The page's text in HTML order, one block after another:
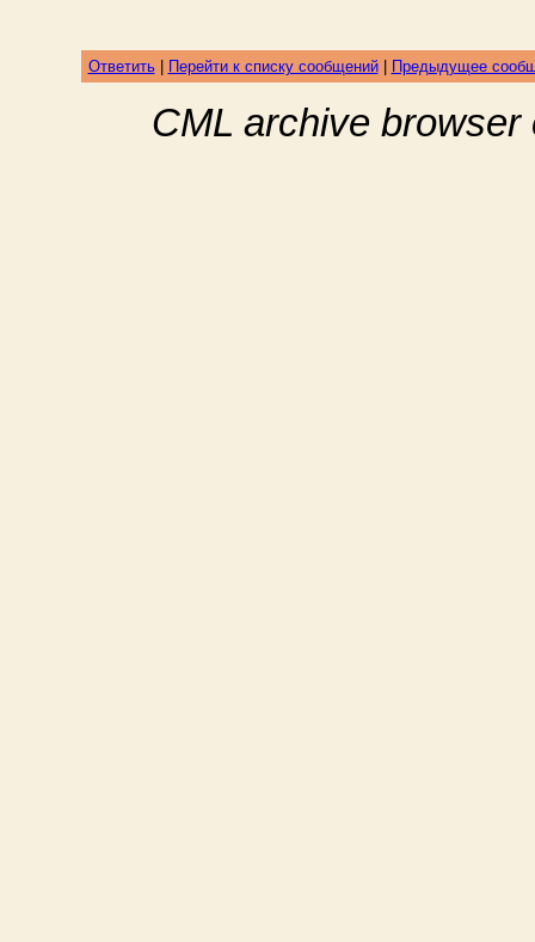
Ответить| Перейти к списку сообщений| Предыдущее
CML archive